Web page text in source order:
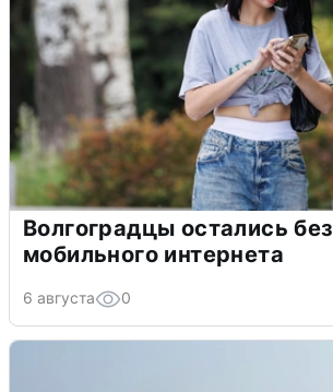
Волгоградцы остались без
мобильного интернета
6 августа 0